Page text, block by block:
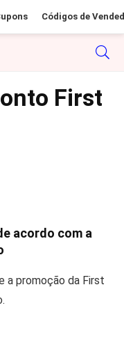
Códigos de
First
acordo com a
a promoção da First